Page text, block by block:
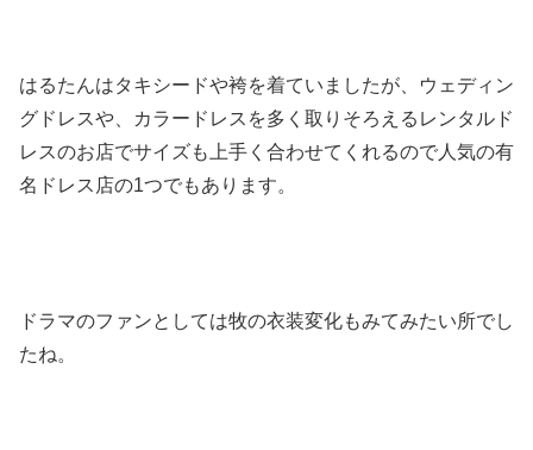
はるたんはタキシードや袴を着ていましたが、ウェディン
グドレスや、カラードレスを多く取りそろえるレンタルド
レスのお店でサイズも上手く合わせてくれるので人気の有
名ドレス店の1つでもあります。
ドラマのファンとしては牧の衣装変化もみてみたい所でし
たね。